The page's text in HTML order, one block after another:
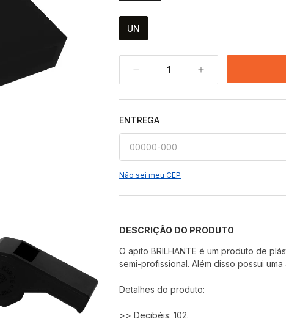
UN
1
ENTREGA
Não sei meu CEP
DESCRIÇÃO DO PRODUTO
O apito BRILHANTE é um produto de
semi-profissional. Além disso possui
Detalhes do produto:
>> Decibéis: 102.